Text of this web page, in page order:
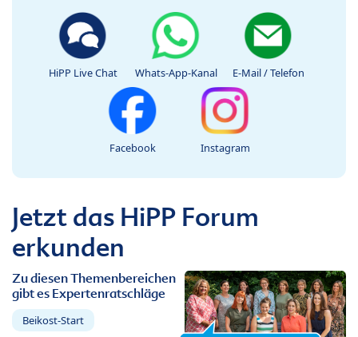
HiPP Live Chat Whats-App-Kanal E-Mail / Telefon
Facebook Instagram
Jetzt das HiPP Forum
erkunden
Zu diesen Themenbereichen
gibt es Expertenratschläge
Beikost-Start